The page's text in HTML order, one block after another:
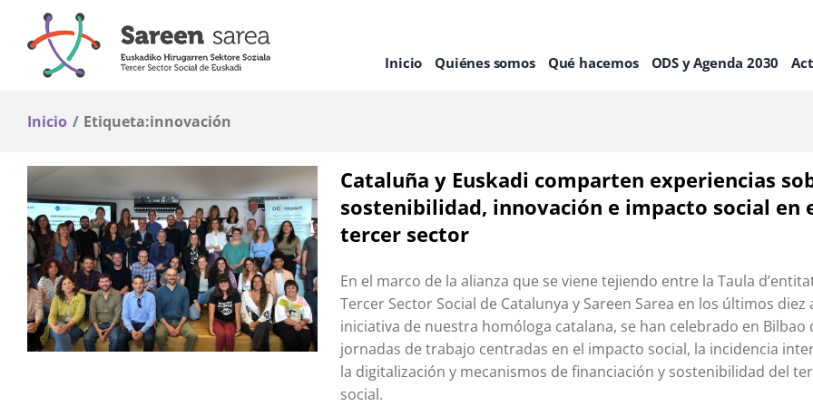
contenido
Inicio Quiénes somos Qué hacemos ODS y Agenda 2030
Inicio Etiqueta:innovación
Cataluña y Euskadi comparten experiencias
sostenibilidad, innovación e impacto social en
tercer sector
En el marco de la alianza que se viene tejiendo entre la Taula
Tercer Sector Social de Catalunya y Sareen Sarea en los últimos diez
iniciativa de nuestra homóloga catalana, se han celebrado en Bilbao
jornadas de trabajo centradas en el impacto social, la incidencia
la digitalización y mecanismos de financiación y sostenibilidad del
social.